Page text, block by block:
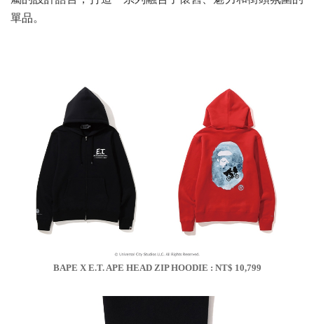
單品。
BAPE X E.T. APE HEAD ZIP HOODIE : NT$ 10,799